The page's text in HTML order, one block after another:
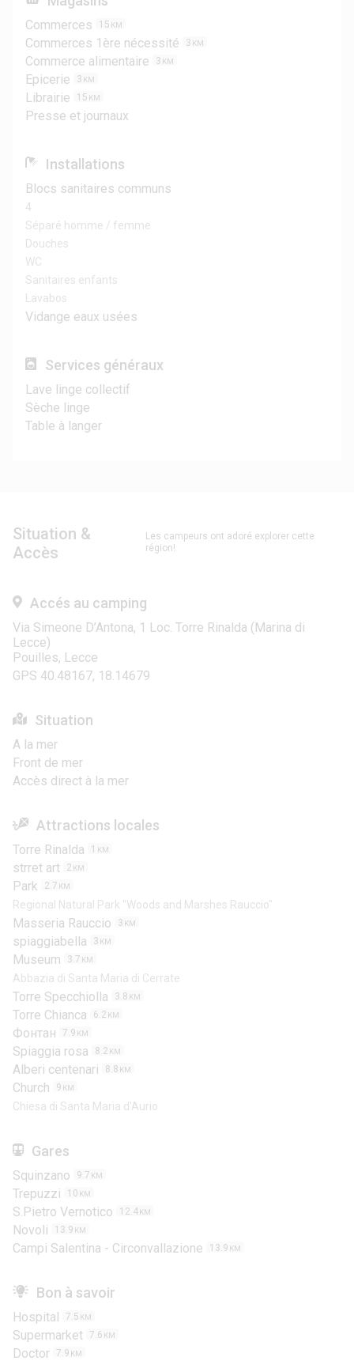
Commerces 15 KM
Commerces 1ère nécessité 3 KM
Commerce alimentaire 3 KM
Epicerie 3 KM
Librairie 15 KM
Presse et journaux
Installations
Blocs sanitaires communs
4
Séparé homme / femme
Douches
WC
Sanitaires enfants
Lavabos
Vidange eaux usées
Services généraux
Lave linge collectif
Sèche linge
Table à langer
Situation &
Accès
Les campeurs ont adoré explorer cette
région!
Accés au camping
Via Simeone D’Antona, 1 Loc. Torre Rinalda (Marina di
Lecce)
Pouilles, Lecce
GPS 40.48167, 18.14679
Situation
A la mer
Front de mer
Accès direct à la mer
Attractions locales
Torre Rinalda 1 KM
strret art 2 KM
Park 2.7 KM
Regional Natural Park "Woods and Marshes Rauccio"
Masseria Rauccio 3 KM
spiaggiabella 3 KM
Museum 3.7 KM
Abbazia di Santa Maria di Cerrate
Torre Specchiolla 3.8 KM
Torre Chianca 6.2 KM
Фонтан 7.9 KM
Spiaggia rosa 8.2 KM
Alberi centenari 8.8 KM
Church 9 KM
Chiesa di Santa Maria d'Aurio
Gares
Squinzano 9.7 KM
Trepuzzi 10 KM
S.Pietro Vernotico 12.4 KM
Novoli 13.9 KM
Campi Salentina - Circonvallazione 13.9 KM
Bon à savoir
Hospital 7.5 KM
Supermarket 7.6 KM
Doctor 7.9 KM